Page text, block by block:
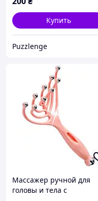
Купить
Puzzlenge
Массажер ручной для
головы и тела с